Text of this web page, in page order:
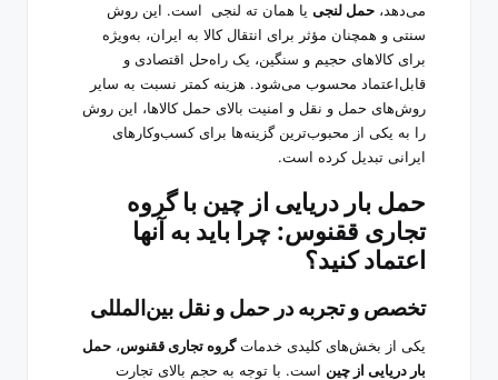
می‌دهد، حمل لنجی یا همان ته لنجی است. این روش
سنتی و همچنان مؤثر برای انتقال کالا به ایران، به‌ویژه
برای کالاهای حجیم و سنگین، یک راه‌حل اقتصادی و
قابل‌اعتماد محسوب می‌شود. هزینه کمتر نسبت به سایر
روش‌های حمل و نقل و امنیت بالای حمل کالاها، این روش
را به یکی از محبوب‌ترین گزینه‌ها برای کسب‌وکارهای
ایرانی تبدیل کرده است.
حمل بار دریایی از چین با گروه
تجاری ققنوس: چرا باید به آنها
اعتماد کنید؟
تخصص و تجربه در حمل و نقل بین‌المللی
یکی از بخش‌های کلیدی خدماتگروه تجاری ققنوس، حمل
بار دریایی از چین است. با توجه به حجم بالای تجارت